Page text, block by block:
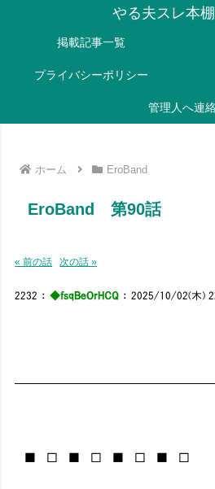
やる夫スレ本
掲載記事一覧
プライバシーポリシー
管理人へ連
ホーム EroBand
EroBand 第90話
« 前の話 次の話 »
2232 ：◆fsqBeOrHCQ ：2025/10/02(木)
|￣￣￣￣￣
| 再
, －
■ □ ■ □ ■ □ ■
ゝ （__
ﾊ ヽ